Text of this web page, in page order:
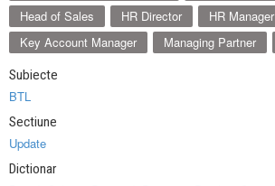
Head of Sales
HR Director
HR Manager
Key Account Manager
Managing Partner
Subiecte
BTL
Sectiune
Update
Dictionar